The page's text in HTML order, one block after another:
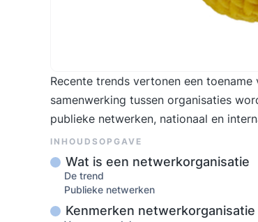
Recente trends vertonen een
samenwerking tussen organisaties
publieke netwerken, nationaal en
INHOUDSOPGAVE
Wat is een netwerkorganisatie
De trend
Publieke netwerken
Kenmerken netwerkorganisatie